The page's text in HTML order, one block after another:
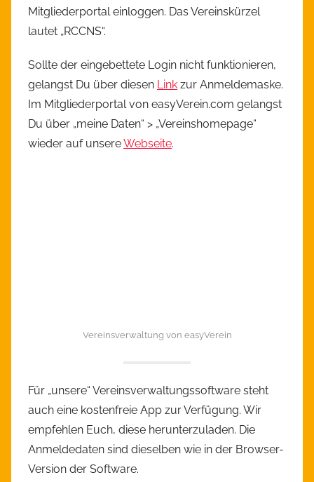
Mitgliederportal einloggen. Das Vereinskürzel
lautet „RCCNS“.
Sollte der eingebettete Login nicht funktionieren,
gelangst Du über diesen Link zur Anmeldemaske.
Im Mitgliederportal von easyVerein.com gelangst
Du über „meine Daten“ > „Vereinshomepage“
wieder auf unsereWebseite.
Vereinsverwaltung von easyVerein
Für „unsere“ Vereinsverwaltungssoftware steht
auch eine kostenfreie App zur Verfügung. Wir
empfehlen Euch, diese herunterzuladen. Die
Anmeldedaten sind dieselben wie in der Browser-
Version der Software.